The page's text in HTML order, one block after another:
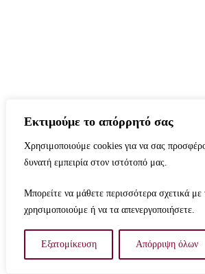
Εκτιμούμε το απόρρητό σας
Χρησιμοποιούμε cookies για να σας
δυνατή εμπειρία στον ιστότοπό μας.
Μπορείτε να μάθετε περισσότερα σχετικά
χρησιμοποιούμε ή να τα απενεργοποιήσετε.
Εξατομίκευση Απόρριψη όλων